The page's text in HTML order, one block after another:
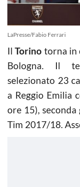
LaPresse/Fabio Ferrari
IlTorino torna in
Bologna. Il
selezionato 23
a Reggio Emilia
ore 15),
Tim 2017/18.